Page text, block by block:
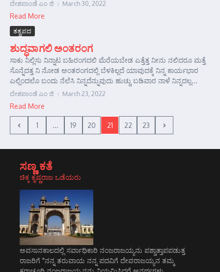
ದೇಶಪಾಂಡೆ ಎಂ ಜಿ March 30, 2022
Read More
ತತ್ವಪದ
ಶುದ್ಧವಾಗಲಿ ಅಂತರಂಗ
ಸಾಕು ನಿಲ್ಲಿಸು ನಿನ್ನಾಟ ಬಹಿರಂಗದಲಿ ಮೆರೆಯಬೇಡ ಎತ್ತೆತ್ತ ನೀನು ನಲಿದರೂ ಮತ್ತೆ
ಸೊನ್ನೆದತ್ತ ನಿ ನೋಡ ಅಂತರಂಗದಲ್ಲಿ ಬೆಳಕಿಲ್ಲದೆ ಯಾವುದಕ್ಕೆ ನಿನ್ನ ಕಾರ್ಯಭಾರ
ಎಲ್ಲಿಂದಲೊ ಬಂದು ನೆಲೆಸಿ ನಿನ್ನದೆನ್ನುವುದು ಹುಚ್ಚು ಬಡಿವಾರ ನಾಳೆ ನಿನ್ನದಲ್ಲ...
ದೇಶಪಾಂಡೆ ಎಂ ಜಿ March 23, 2022
Read More
1 ... 19 20 21 22 23
ಸಣ್ಣ ಕತೆ
ಚಿಕ್ಕ ಕೃಷ್ಣರಾಜ ಒಡೆಯರು
ಅವಸಾನಕಾಲದಲ್ಲಿ ಸರ್ವಾಧಿಕಾರಿ ನಂಜರಾಜಯ್ಯನು ಪಶ್ಚಾತ್ತಾಪಪಡುತ್ತ
ರಾಜರಿಗೆ "ನನ್ನ ತರುವಾಯ ನನ್ನ ಪದವಿಗೆ ದೇವರಾಜಯ್ಯನ ತಮ್ಮ